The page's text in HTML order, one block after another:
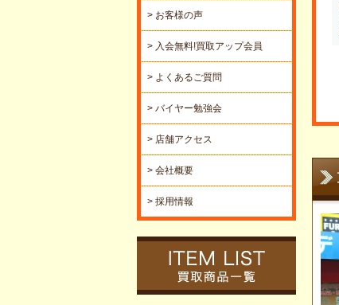
> お客様の声
> 入会無料!買取アップ会員
> よくあるご質問
> バイヤー勉強会
> 店舗アクセス
> 会社概要
> 採用情報